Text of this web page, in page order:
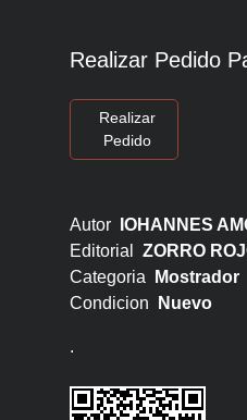
Realizar Pedido
Realizar
Pedido
Autor
IOHANNES
Editorial ZORRO
Categoria
Mostrador
Condicion
Nuevo
.